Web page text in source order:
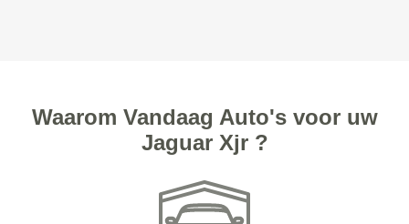
Waarom Vandaag Auto's voor uw
Jaguar Xjr ?